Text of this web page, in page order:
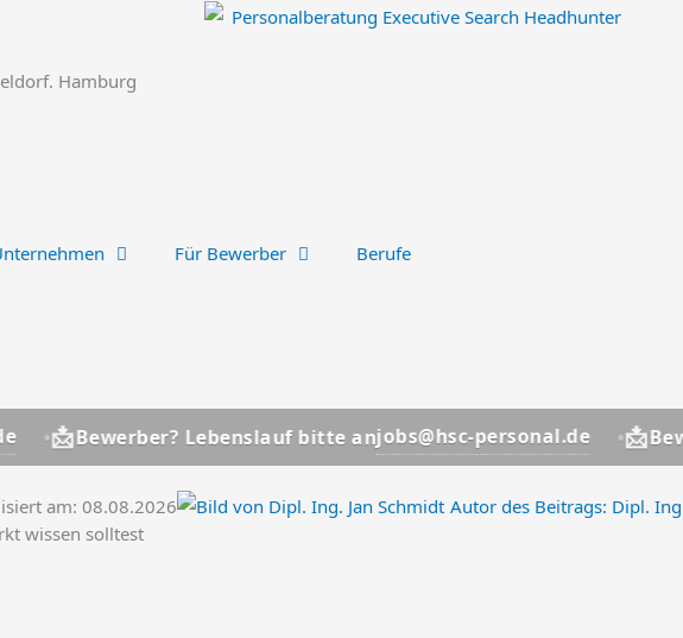
Hamburg
Für Bewerber
Berufe
Lebenslauf bitte anjobs@hsc-personal.de 📩Bewerber?
am: 08.08.2026 Autor des Beitrags: Dipl.
wissen solltest